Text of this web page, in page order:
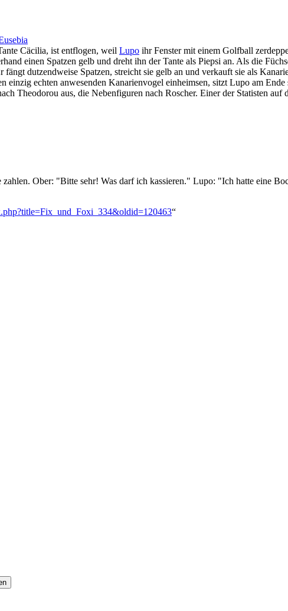
Cäcilia, ist entflogen, weil Lupo ihr Fenster mit einem Golfball
einen Spatzen gelb und dreht ihn der Tante als Piepsi an. Als die
fängt dutzendweise Spatzen, streicht sie gelb an und verkauft sie als
einzig echten anwesenden Kanarienvogel einheimsen, sitzt Lupo am
Theodorou aus, die Nebenfiguren nach Roscher. Einer der Statisten auf
zahlen. Ober: "Bitte sehr! Was darf ich kassieren." Lupo: "Ich hatte eine
“